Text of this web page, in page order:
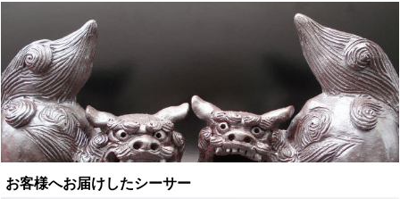
お客様へお届けしたシーサー